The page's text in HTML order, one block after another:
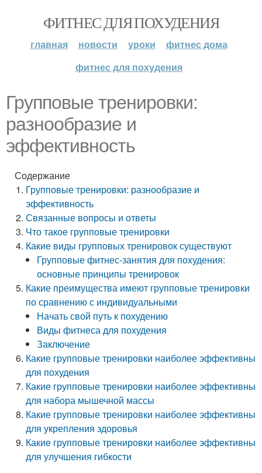
ФИТНЕС ДЛЯ ПОХУДЕНИЯ
главная новости уроки
фитнес дома
фитнес для похудения
Групповые тренировки:
разнообразие и
эффективность
Содержание
Групповые тренировки: разнообразие и
эффективность
Связанные вопросы и ответы
Что такое групповые тренировки
Какие виды групповых тренировок существуют
Групповые фитнес-занятия для похудения:
основные принципы тренировок
Какие преимущества имеют групповые тренировки
по сравнению с индивидуальными
Начать свой путь к похудению
Виды фитнеса для похудения
Заключение
Какие групповые тренировки наиболее эффективны
для похудения
Какие групповые тренировки наиболее эффективны
для набора мышечной массы
Какие групповые тренировки наиболее эффективны
для укрепления здоровья
Какие групповые тренировки наиболее эффективны
для улучшения гибкости